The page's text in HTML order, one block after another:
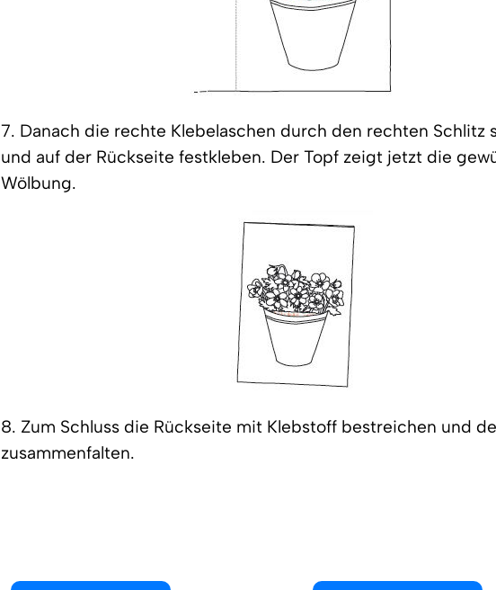
7. Danach die rechte Klebelaschen durch den rechten Schlitz
und auf der Rückseite festkleben. Der Topf zeigt jetzt die
Wölbung.
8. Zum Schluss die Rückseite mit Klebstoff bestreichen und
zusammenfalten.